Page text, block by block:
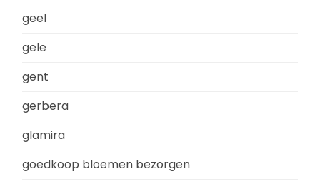
geel
gele
gent
gerbera
glamira
goedkoop bloemen bezorgen